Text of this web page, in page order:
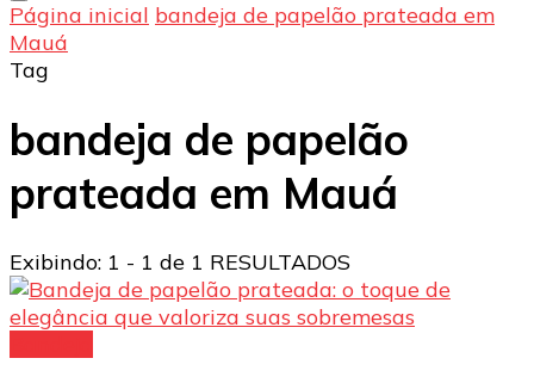
Página inicial bandeja de papelão prateada em
Mauá
Tag
bandeja de papelão
prateada em Mauá
Exibindo: 1 - 1 de 1 RESULTADOS